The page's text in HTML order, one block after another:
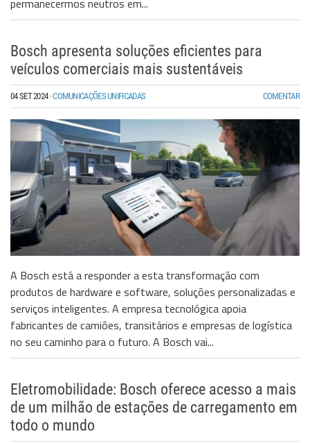
permanecermos neutros em...
Bosch apresenta soluções eficientes para
veículos comerciais mais sustentáveis
04 SET 2024·COMUNICAÇÕES UNIFICADAS COMENTAR
A Bosch está a responder a esta transformação com
produtos de hardware e software, soluções personalizadas e
serviços inteligentes. A empresa tecnológica apoia
fabricantes de camiões, transitários e empresas de logística
no seu caminho para o futuro. A Bosch vai...
Eletromobilidade: Bosch oferece acesso a mais
de um milhão de estações de carregamento em
todo o mundo